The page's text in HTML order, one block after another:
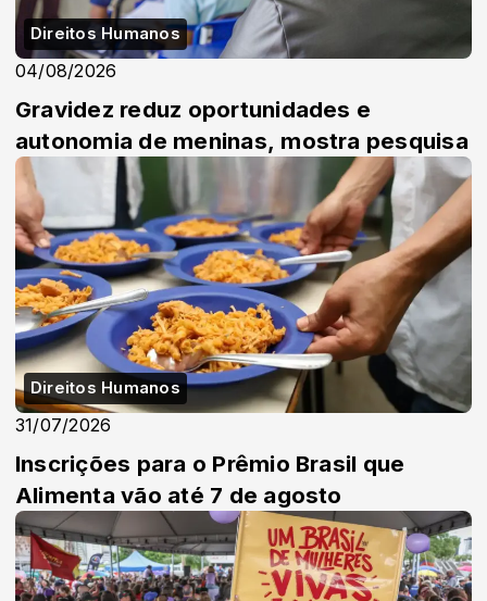
Direitos Humanos
04/08/2026
Gravidez reduz oportunidades e
autonomia de meninas, mostra pesquisa
Direitos Humanos
31/07/2026
Inscrições para o Prêmio Brasil que
Alimenta vão até 7 de agosto